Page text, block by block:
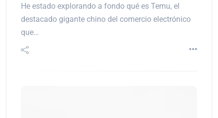
He estado explorando a fondo qué es Temu, el
destacado gigante chino del comercio electrónico
que…